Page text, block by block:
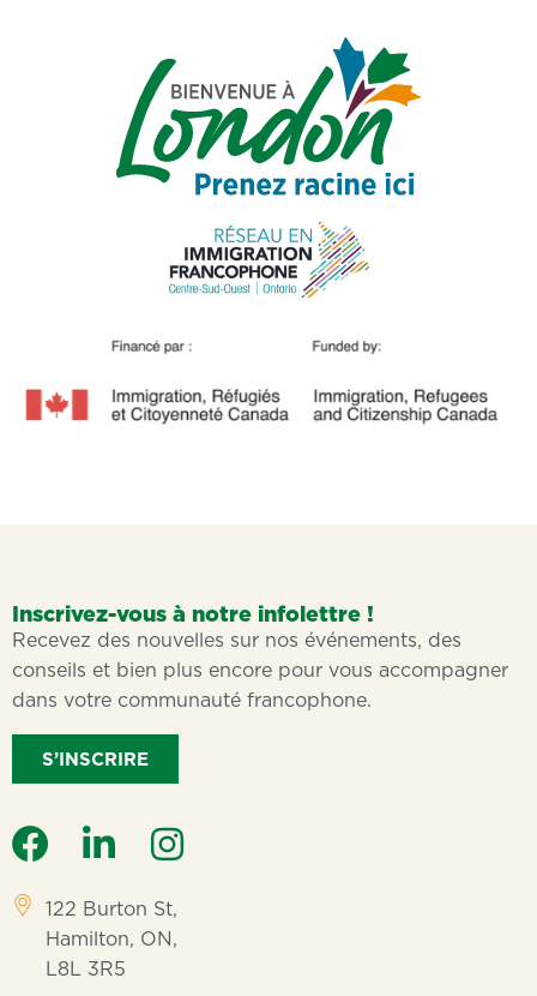
Inscrivez-vous à notre infolettre !
Recevez des nouvelles sur nos événements, des
conseils et bien plus encore pour vous accompagner
dans votre communauté francophone.
S’INSCRIRE
122 Burton St,
Hamilton, ON,
L8L 3R5